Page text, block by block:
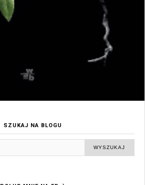
SZUKAJ NA BLOGU